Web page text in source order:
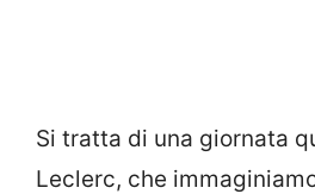
Si tratta di una giornata
Leclerc, che